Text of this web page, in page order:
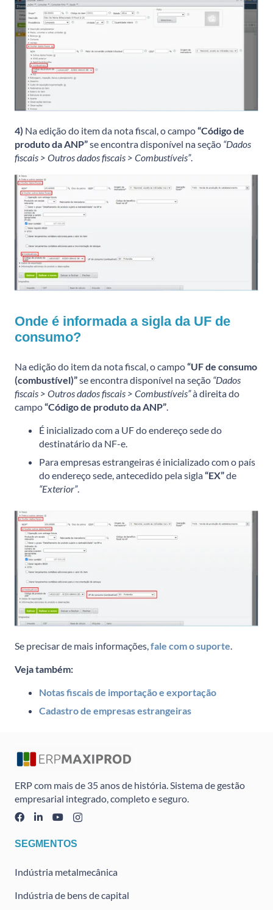
4) Na edição do item da nota fiscal, o campo“Código de
produto da ANP”se encontra disponível na seção “Dados
fiscais > Outros dados fiscais > Combustíveis”.
Onde é informada a sigla da UF de
consumo?
Na edição do item da nota fiscal, o campo“UF de consumo
(combustível)”se encontra disponível na seção “Dados
fiscais > Outros dados fiscais > Combustíveis”à direita do
campo“Código de produto da ANP”.
É inicializado com a UF do endereço sede do
destinatário da NF-e.
Para empresas estrangeiras é inicializado com o país
do endereço sede, antecedido pela sigla“EX”de
“Exterior”.
Se precisar de mais informações,fale com o suporte.
Veja também:
Notas fiscais de importação e exportação
Cadastro de empresas estrangeiras
ERP com mais de 35 anos de história. Sistema de gestão
empresarial integrado, completo e seguro.
SEGMENTOS
Indústria metalmecânica
Indústria de bens de capital